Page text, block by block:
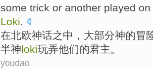
some trick or another played on
Loki.
在北欧神话之中，大部分神的冒
半神loki玩弄他们的君主。
youdao